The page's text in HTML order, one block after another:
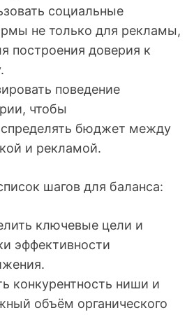
социальные
не только для рекламы,
построения доверия к
поведение
чтобы
бюджет между
и рекламой.
шагов для баланса:
ключевые цели и
эффективности
конкурентность ниши и
объём органического